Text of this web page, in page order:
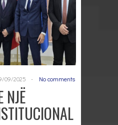
09/2025 - No comments
NJË